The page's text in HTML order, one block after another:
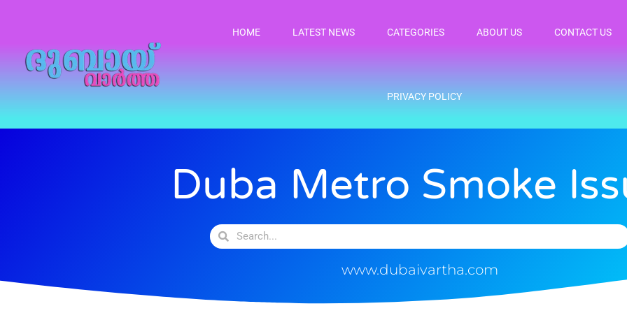
HOME LATEST NEWS CATEGORIES ABOUT US CONTACT US
PRIVACY POLICY
Duba Metro Smoke
www.dubaivartha.com